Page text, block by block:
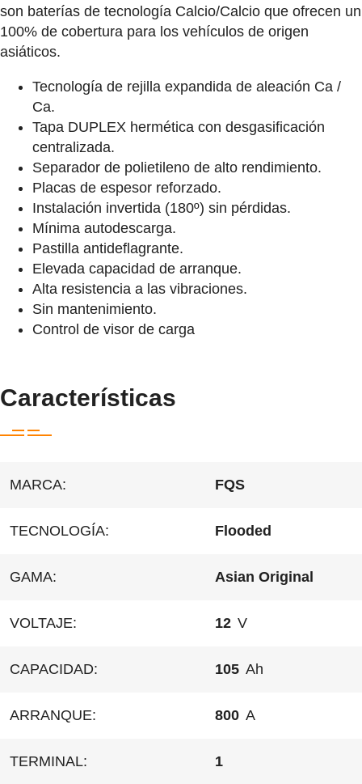
son baterías de tecnología Calcio/Calcio que ofrecen un
100% de cobertura para los vehículos de origen
asiáticos.
Tecnología de rejilla expandida de aleación Ca /
Ca.
Tapa DUPLEX hermética con desgasificación
centralizada.
Separador de polietileno de alto rendimiento.
Placas de espesor reforzado.
Instalación invertida (180º) sin pérdidas.
Mínima autodescarga.
Pastilla antideflagrante.
Elevada capacidad de arranque.
Alta resistencia a las vibraciones.
Sin mantenimiento.
Control de visor de carga
Características
MARCA: FQS
TECNOLOGÍA: Flooded
GAMA: Asian Original
VOLTAJE: 12 V
CAPACIDAD: 105 Ah
ARRANQUE: 800 A
TERMINAL: 1